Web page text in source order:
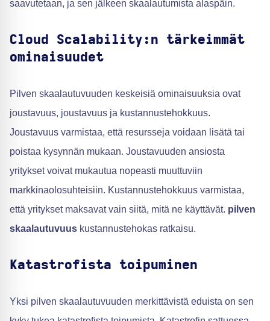
saavutetaan, ja sen jälkeen skaalautumista alaspäin.
Cloud Scalability:n tärkeimmät
ominaisuudet
Pilven skaalautuvuuden keskeisiä ominaisuuksia ovat
joustavuus, joustavuus ja kustannustehokkuus.
Joustavuus varmistaa, että resursseja voidaan lisätä tai
poistaa kysynnän mukaan. Joustavuuden ansiosta
yritykset voivat mukautua nopeasti muuttuviin
markkinaolosuhteisiin. Kustannustehokkuus varmistaa,
että yritykset maksavat vain siitä, mitä ne käyttävät. pilven
skaalautuvuus kustannustehokas ratkaisu.
Katastrofista toipuminen
Yksi pilven skaalautuvuuden merkittävistä eduista on sen